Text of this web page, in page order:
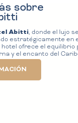
sobre
Abitti, donde el lujo
estratégicamente en
hotel ofrece el
y el encanto del